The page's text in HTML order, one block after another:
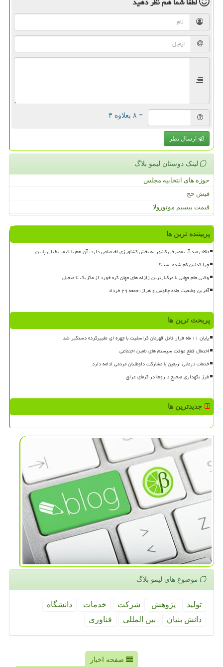
= ۸ بعلاوه ۳
ارسال نظر
لینک دوستان لیمو بلاگ
حوزه های انتخابیه مجلس
فیش حج
قیمت بیسیم موتورولا
پربیننده ترین ها
85درصد آب مصرفی کشور به بخش کشاورزی اختصاص دارد، آن هم با قیمت خیلی پایین
چرا کدئین کم شده است؟
وقتی جام جهانی با مرگبارترین زلزله های جهان گره خورد از مکزیک تا منجیل
آخرین وضعیت جاده چالوس و هراز، جمعه ۲۹ خرداد
پربحث ترین ها
پایان ۱۱ ماه فرار قاتل قهرمان کراسفیت با چهره ای تغییرکرده دستگیر شد
احتمال قطع موقت سیستم های تامین اجتماعی
خدمات درمانی اربعین با مشارکت داوطلبان مردمی ادامه دارد
طرز نگهداری صحیح داروها در گرمای عراق
جدیدترین ها
موضوع های لیمو بلاگ
تولید پژوهش شركت خدمات
دانشگاه
دانش بنیان
بین المللی فناوری
صفحه اخبار